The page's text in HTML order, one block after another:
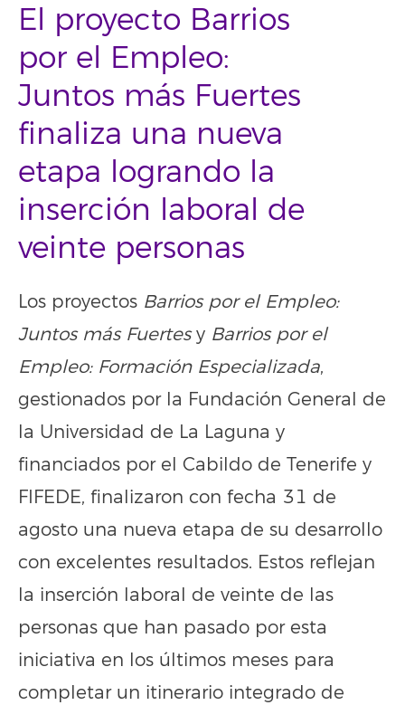
El proyecto Barrios
por el Empleo:
Juntos más Fuertes
finaliza una nueva
etapa logrando la
inserción laboral de
veinte personas
Los proyectos Barrios por el Empleo:
Juntos más Fuertesy Barrios por el
Empleo: Formación Especializada,
gestionados por la Fundación General de
la Universidad de La Laguna y
financiados por el Cabildo de Tenerife y
FIFEDE, finalizaron con fecha 31 de
agosto una nueva etapa de su desarrollo
con excelentes resultados. Estos reflejan
la inserción laboral de veinte de las
personas que han pasado por esta
iniciativa en los últimos meses para
completar un itinerario integrado de